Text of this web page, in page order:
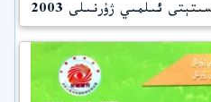
ئىلمىي ژۇرنىلى 2003